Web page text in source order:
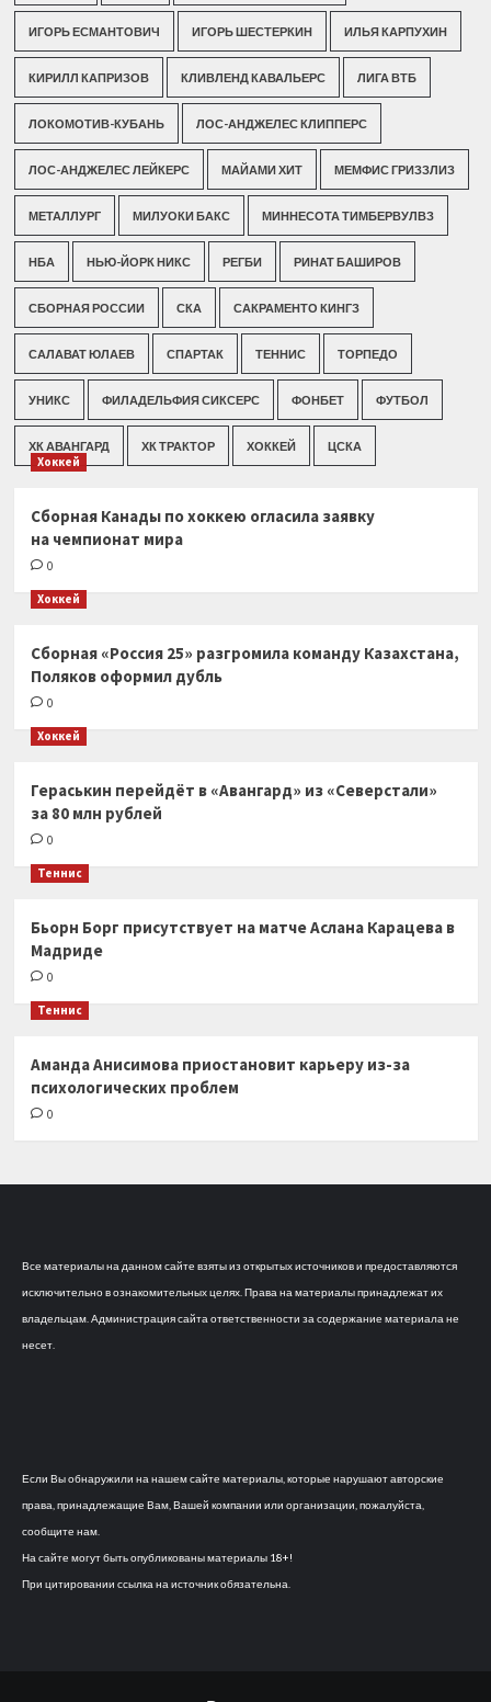
ИГОРЬ ЕСМАНТОВИЧ ИГОРЬ ШЕСТЕРКИН ИЛЬЯ КАРПУХИН
КИРИЛЛ КАПРИЗОВ КЛИВЛЕНД КАВАЛЬЕРС ЛИГА ВТБ
ЛОКОМОТИВ-КУБАНЬ ЛОС-АНДЖЕЛЕС КЛИППЕРС
ЛОС-АНДЖЕЛЕС ЛЕЙКЕРС МАЙАМИ ХИТ МЕМФИС ГРИЗЗЛИЗ
МЕТАЛЛУРГ МИЛУОКИ БАКС МИННЕСОТА ТИМБЕРВУЛВЗ
НБА НЬЮ-ЙОРК НИКС РЕГБИ РИНАТ БАШИРОВ
СБОРНАЯ РОССИИ СКА САКРАМЕНТО КИНГЗ
САЛАВАТ ЮЛАЕВ СПАРТАК ТЕННИС ТОРПЕДО
УНИКС ФИЛАДЕЛЬФИЯ СИКСЕРС ФОНБЕТ ФУТБОЛ
ХК АВАНГАРД ХК ТРАКТОР ХОККЕЙ ЦСКА
Хоккей
Сборная Канады по хоккею огласила заявку
на чемпионат мира
0
Хоккей
Сборная «Россия 25» разгромила команду Казахстана,
Поляков оформил дубль
0
Хоккей
Гераськин перейдёт в «Авангард» из «Северстали»
за 80 млн рублей
0
Теннис
Бьорн Борг присутствует на матче Аслана Карацева в
Мадриде
0
Теннис
Аманда Анисимова приостановит карьеру из-за
психологических проблем
0
Все материалы на данном сайте взяты из открытых источников и предоставляются
исключительно в ознакомительных целях. Права на материалы принадлежат их
владельцам. Администрация сайта ответственности за содержание материала не
несет.
Если Вы обнаружили на нашем сайте материалы, которые нарушают авторские
права, принадлежащие Вам, Вашей компании или организации, пожалуйста,
сообщите нам.
На сайте могут быть опубликованы материалы 18+!
При цитировании ссылка на источник обязательна.